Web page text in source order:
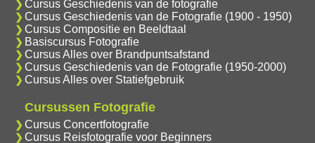
Cursus Geschiedenis van de fotografie
Cursus Geschiedenis van de Fotografie (1900 - 1950)
Cursus Compositie en Beeldtaal
Basiscursus Fotografie
Cursus Alles over Brandpuntsafstand
Cursus Geschiedenis van de Fotografie (1950-2000)
Cursus Alles over Statiefgebruik
Cursussen Fotografie
Cursus Concertfotografie
Cursus Reisfotografie voor Beginners